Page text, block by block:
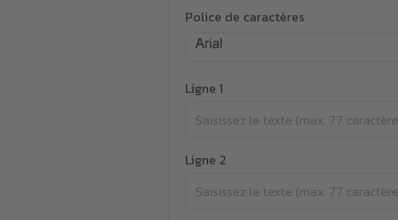
Police de caractères
Ligne 1
Ligne 2